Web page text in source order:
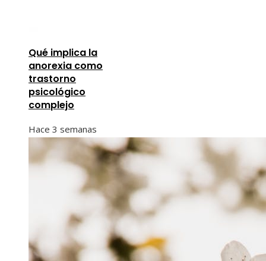
Qué implica la
anorexia como
trastorno
psicológico
complejo
Hace 3 semanas